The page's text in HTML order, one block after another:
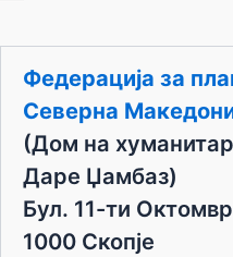
i
Федерација за
Северна
(Дом на
Даре Џамбаз)
Бул. 11-ти
1000 Скопје